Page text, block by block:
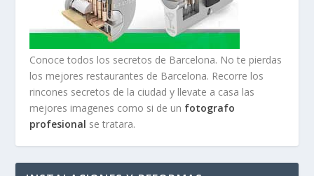
Conoce todos los secretos de Barcelona. No te pierdas
los mejores restaurantes de Barcelona. Recorre los
rincones secretos de la ciudad y llevate a casa las
mejores imagenes como si de un fotografo
profesional se tratara.